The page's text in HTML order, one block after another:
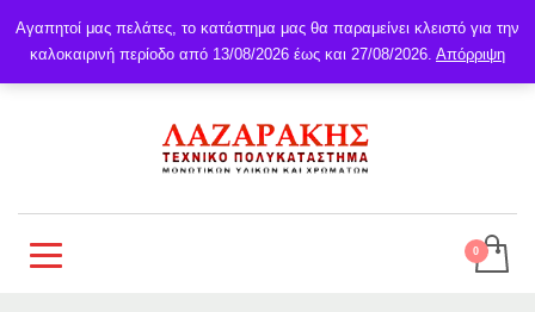
Αγαπητοί μας πελάτες, το κατάστημα μας θα παραμείνει κλειστό για την
καλοκαιρινή περίοδο από 13/08/2026 έως και 27/08/2026. Απόρριψη